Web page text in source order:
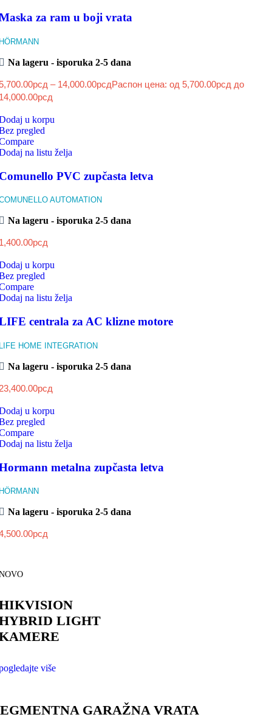
za ram u boji vrata
Na lageru - isporuka 2-5 dana
рсд – 14,000.00рсдРаспон цена: од 5,700.00рсд до
u korpu
pregled
na listu želja
PVC zupčasta letva
AUTOMATION
Na lageru - isporuka 2-5 dana
рсд
u korpu
pregled
na listu želja
centrala za AC klizne motore
HOME INTEGRATION
Na lageru - isporuka 2-5 dana
рсд
u korpu
pregled
na listu želja
metalna zupčasta letva
Na lageru - isporuka 2-5 dana
рсд
LIGHT
više
GARAŽNA VRATA